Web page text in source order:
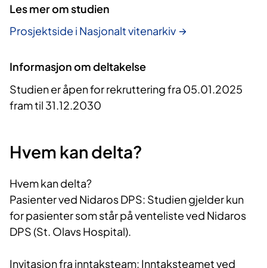
Les mer om studien
Prosjektside i Nasjonalt vitenarkiv
Informasjon om deltakelse
Studien er åpen for rekruttering fra 05.01.2025
fram til 31.12.2030
Hvem kan delta?
Hvem kan delta?
Pasienter ved Nidaros DPS: Studien gjelder kun
for pasienter som står på venteliste ved Nidaros
DPS (St. Olavs Hospital).
Invitasjon fra inntaksteam: Inntaksteamet ved